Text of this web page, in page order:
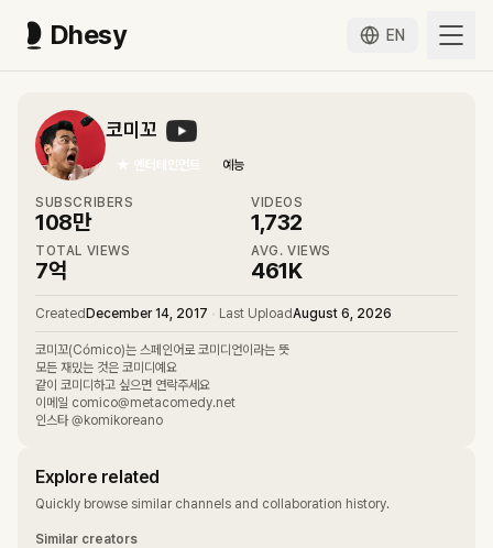
Dhesy EN
코미꼬
★ 엔터테인먼트 예능
SUBSCRIBERS
108만
VIDEOS
1,732
TOTAL VIEWS
7억
AVG. VIEWS
461K
Created December 14, 2017 Last UploadAugust 6, 2026
코미꼬(Cómico)는 스페인어로 코미디언이라는 뜻
모든 재밌는 것은 코미디예요
같이 코미디하고 싶으면 연락주세요
이메일 comico@metacomedy.net
인스타 @komikoreano
Explore related
Quickly browse similar channels and collaboration history.
Similar creators